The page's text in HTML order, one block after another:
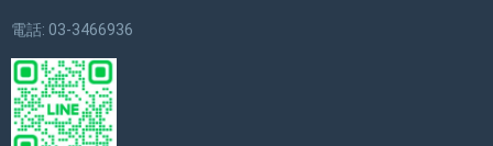
電話: 03-3466936